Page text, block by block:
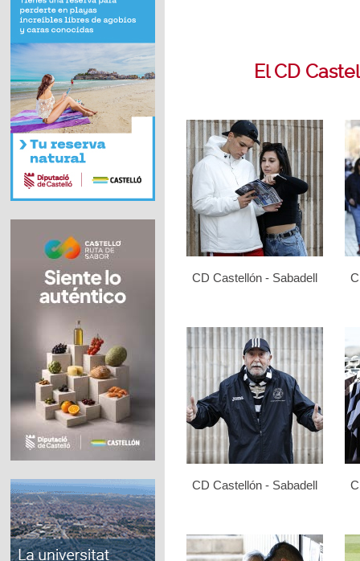
El CD
CD Castellón - Sabadell
CD Castellón - Sabadell